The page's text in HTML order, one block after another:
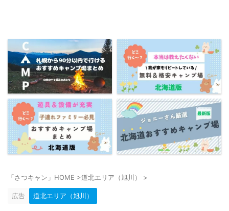
「さつキャン」HOME >道北エリア（旭川） >
広告 道北エリア（旭川）